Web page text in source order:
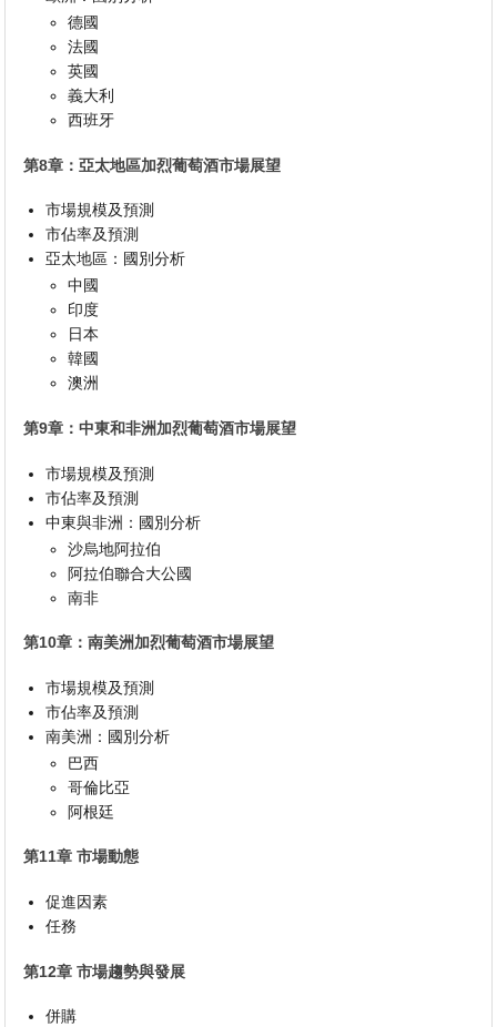
德國
法國
英國
義大利
西班牙
第8章：亞太地區加烈葡萄酒市場展望
市場規模及預測
市佔率及預測
亞太地區：國別分析
中國
印度
日本
韓國
澳洲
第9章：中東和非洲加烈葡萄酒市場展望
市場規模及預測
市佔率及預測
中東與非洲：國別分析
沙烏地阿拉伯
阿拉伯聯合大公國
南非
第10章：南美洲加烈葡萄酒市場展望
市場規模及預測
市佔率及預測
南美洲：國別分析
巴西
哥倫比亞
阿根廷
第11章 市場動態
促進因素
任務
第12章 市場趨勢與發展
併購